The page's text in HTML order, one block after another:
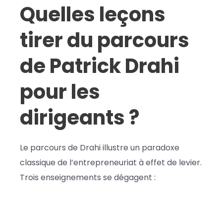
Quelles leçons
tirer du parcours
de Patrick Drahi
pour les
dirigeants ?
Le parcours de Drahi illustre un paradoxe
classique de l’entrepreneuriat à effet de levier.
Trois enseignements se dégagent :